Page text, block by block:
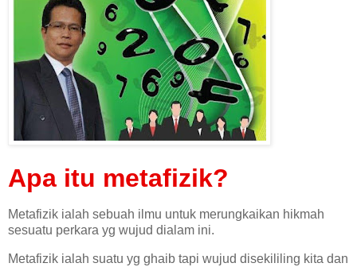
Apa itu metafizik?
Metafizik ialah sebuah ilmu untuk merungkaikan hikmah
sesuatu perkara yg wujud dialam ini.
Metafizik ialah suatu yg ghaib tapi wujud disekililing kita dan